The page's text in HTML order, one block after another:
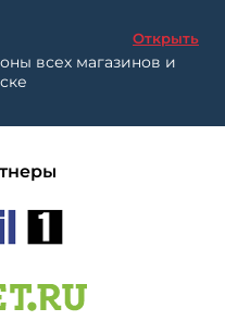
Открыть
всех магазинов и